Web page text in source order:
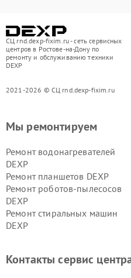
СЦ rnd.dexp-fixim.ru - сеть сервисных
центров в Ростове-на-Дону по
ремонту и обслуживанию техники
DEXP
2021-2026 © СЦ rnd.dexp-fixim.ru
Мы ремонтируем
Ремонт водонагревателей
DEXP
Ремонт планшетов DEXP
Ремонт роботов-пылесосов
DEXP
Ремонт стиральных машин
DEXP
Ремонт серверов DEXP
Контакты сервис